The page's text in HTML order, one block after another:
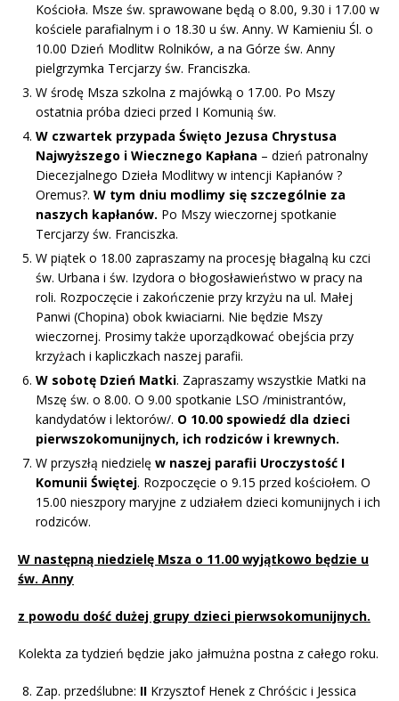
Kościoła. Msze św. sprawowane będą o 8.00, 9.30 i 17.00 w
kościele parafialnym i o 18.30 u św. Anny. W Kamieniu Śl. o
10.00 Dzień Modlitw Rolników, a na Górze św. Anny
pielgrzymka Tercjarzy św. Franciszka.
W środę Msza szkolna z majówką o 17.00. Po Mszy
ostatnia próba dzieci przed I Komunią św.
W czwartek przypada Święto Jezusa Chrystusa
Najwyższego i Wiecznego Kapłana – dzień patronalny
Diecezjalnego Dzieła Modlitwy w intencji Kapłanów ?
Oremus?. W tym dniu modlimy się szczególnie za
naszych kapłanów. Po Mszy wieczornej spotkanie
Tercjarzy św. Franciszka.
W piątek o 18.00 zapraszamy na procesję błagalną ku czci
św. Urbana i św. Izydora o błogosławieństwo w pracy na
roli. Rozpoczęcie i zakończenie przy krzyżu na ul. Małej
Panwi (Chopina) obok kwiaciarni. Nie będzie Mszy
wieczornej. Prosimy także uporządkować obejścia przy
krzyżach i kapliczkach naszej parafii.
W sobotę Dzień Matki. Zapraszamy wszystkie Matki na
Mszę św. o 8.00. O 9.00 spotkanie LSO /ministrantów,
kandydatów i lektorów/. O 10.00 spowiedź dla dzieci
pierwszokomunijnych, ich rodziców i krewnych.
W przyszłą niedzielę w naszej parafii Uroczystość I
Komunii Świętej. Rozpoczęcie o 9.15 przed kościołem. O
15.00 nieszpory maryjne z udziałem dzieci komunijnych i ich
rodziców.
W następną niedzielę Msza o 11.00 wyjątkowo będzie u
św. Anny
z powodu dość dużej grupy dzieci pierwsokomunijnych.
Kolekta za tydzień będzie jako jałmużna postna z całego roku.
Zap. przedślubne: II Krzysztof Henek z Chróścic i Jessica